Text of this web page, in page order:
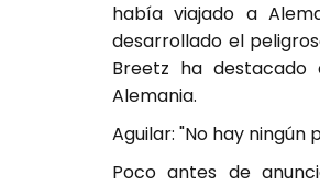
había viajado a
desarrollado el
Breetz ha
Alemania.
Aguilar: "No hay
Poco antes de